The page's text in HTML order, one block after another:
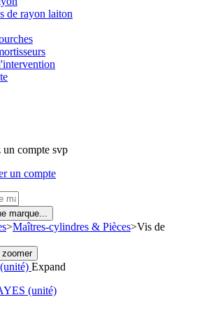
de rayon laiton
un compte svp
un compte
marque...
>Maîtres-cylindres & Pièces>Vis de
Expand